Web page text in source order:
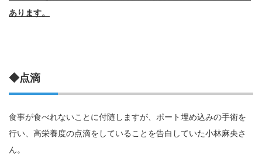
あります。
◆点滴
食事が食べれないことに付随しますが、ポート埋め込みの手術を
行い、高栄養度の点滴をしていることを告白していた小林麻央さ
ん。